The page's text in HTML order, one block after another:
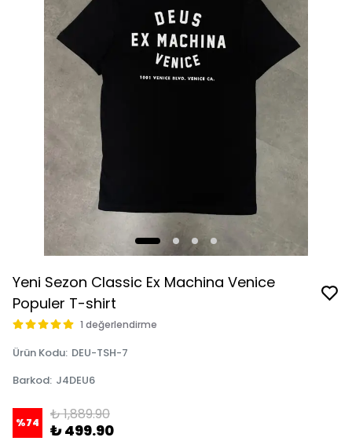
Yeni Sezon Classic Ex Machina Venice
Populer T-shirt
1 değerlendirme
Ürün Kodu: DEU-TSH-7
Barkod: J4DEU6
%74 ₺ 1,889.90
₺ 499.90